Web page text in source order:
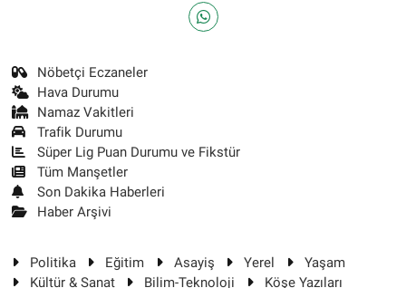
Nöbetçi Eczaneler
Hava Durumu
Namaz Vakitleri
Trafik Durumu
Süper Lig Puan Durumu ve Fikstür
Tüm Manşetler
Son Dakika Haberleri
Haber Arşivi
Politika Eğitim Asayiş Yerel
Yaşam
Kültür & Sanat
Bilim-Teknoloji Köşe Yazıları